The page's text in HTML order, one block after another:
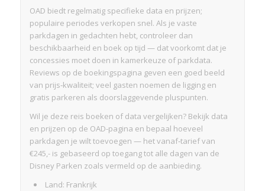
OAD biedt regelmatig specifieke data en prijzen;
populaire periodes verkopen snel. Als je vaste
parkdagen in gedachten hebt, controleer dan
beschikbaarheid en boek op tijd — dat voorkomt dat je
concessies moet doen in kamerkeuze of parkdata.
Reviews op de boekingspagina geven een goed beeld
van prijs‑kwaliteit; veel gasten noemen de ligging en
gratis parkeren als doorslaggevende pluspunten.
Wil je deze reis boeken of data vergelijken? Bekijk data
en prijzen op de OAD-pagina en bepaal hoeveel
parkdagen je wilt toevoegen — het vanaf‑tarief van
€245,- is gebaseerd op toegang tot alle dagen van de
Disney Parken zoals vermeld op de aanbieding.
Land: Frankrijk